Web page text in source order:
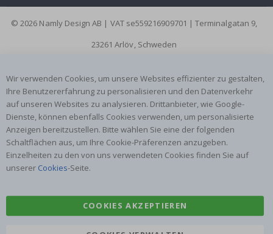
© 2026 Namly Design AB | VAT se559216909701 | Terminalgatan 9,
23261 Arlöv, Schweden
Wir verwenden Cookies, um unsere Websites effizienter zu gestalten,
Ihre Benutzererfahrung zu personalisieren und den Datenverkehr
auf unseren Websites zu analysieren. Drittanbieter, wie Google-
Dienste, können ebenfalls Cookies verwenden, um personalisierte
Anzeigen bereitzustellen. Bitte wählen Sie eine der folgenden
Schaltflächen aus, um Ihre Cookie-Präferenzen anzugeben.
Einzelheiten zu den von uns verwendeten Cookies finden Sie auf
unserer Cookies-Seite.
COOKIES AKZEPTIEREN